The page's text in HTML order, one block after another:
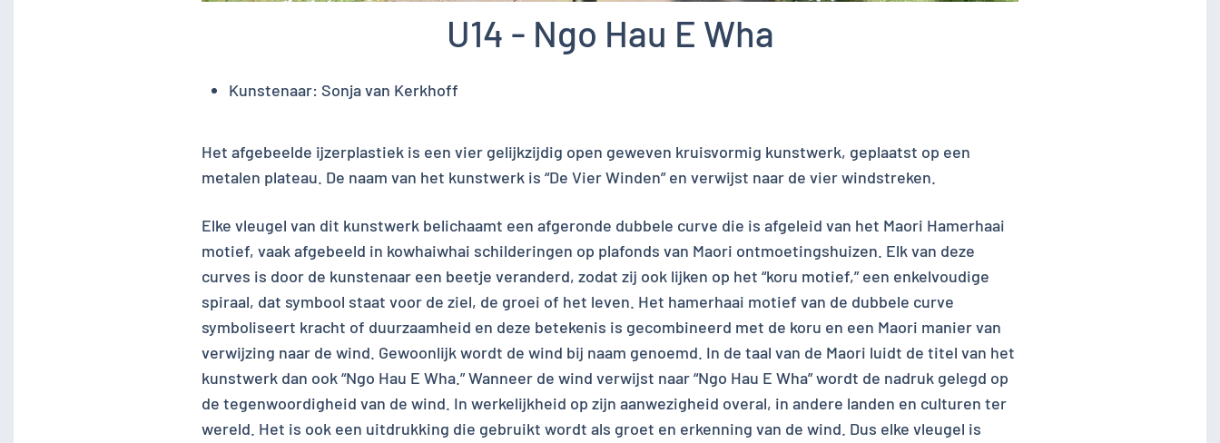
U14 - Ngo Hau E Wha
Kunstenaar: Sonja van Kerkhoff
Het afgebeelde ijzerplastiek is een vier gelijkzijdig open geweven kruisvormig kunstwerk, geplaatst op een
metalen plateau. De naam van het kunstwerk is “De Vier Winden” en verwijst naar de vier windstreken.
Elke vleugel van dit kunstwerk belichaamt een afgeronde dubbele curve die is afgeleid van het Maori Hamerhaai
motief, vaak afgebeeld in kowhaiwhai schilderingen op plafonds van Maori ontmoetingshuizen. Elk van deze
curves is door de kunstenaar een beetje veranderd, zodat zij ook lijken op het “koru motief,” een enkelvoudige
spiraal, dat symbool staat voor de ziel, de groei of het leven. Het hamerhaai motief van de dubbele curve
symboliseert kracht of duurzaamheid en deze betekenis is gecombineerd met de koru en een Maori manier van
verwijzing naar de wind. Gewoonlijk wordt de wind bij naam genoemd. In de taal van de Maori luidt de titel van het
kunstwerk dan ook “Ngo Hau E Wha.” Wanneer de wind verwijst naar “Ngo Hau E Wha” wordt de nadruk gelegd op
de tegenwoordigheid van de wind. In werkelijkheid op zijn aanwezigheid overal, in andere landen en culturen ter
wereld. Het is ook een uitdrukking die gebruikt wordt als groet en erkenning van de wind. Dus elke vleugel is